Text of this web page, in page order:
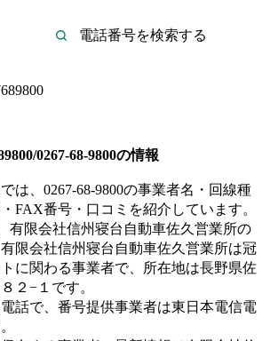
0267-68-9800の情報
は、 0267-68-9800の事業者名・回線種
FAX番号・口コミを紹介しています。
有限会社信州寝台自動車佐久営業所の
有限会社信州寝台自動車佐久営業所は冠
に関わる事業者で、所在地は長野県佐
２−１ です。
話で、番号提供事業者は東日本電信電